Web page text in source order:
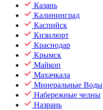
Казань
Калининград
Каспийск
Кизилюрт
Краснодар
Крымск
Майкоп
Махачкала
Минеральные Воды
Набережные челны
Назрань